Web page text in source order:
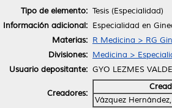
Tipo de elemento: Tesis (Especialidad)
Información adicional: Especialidad en
Materias: R Medicina > RG
Divisiones: Medicina >
Usuario depositante: GYO LEZMES
Creadores:
Vázquez